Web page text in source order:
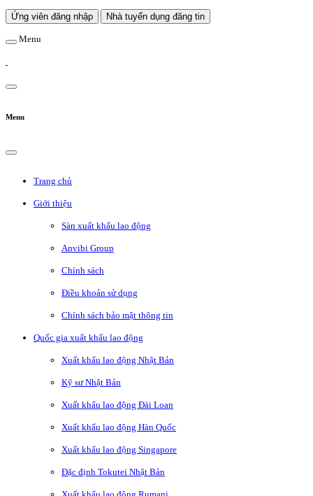
Ứng viên đăng nhập Nhà tuyển dụng đăng tin
Menu
Menu
Trang chủ
Giới thiệu
Sàn xuất khẩu lao động
Anvibi Group
Chính sách
Điều khoản sử dụng
Chính sách bảo mật thông tin
Quốc gia xuất khẩu lao động
Xuất khẩu lao động Nhật Bản
Kỹ sư Nhật Bản
Xuất khẩu lao động Đài Loan
Xuất khẩu lao động Hàn Quốc
Xuất khẩu lao động Singapore
Đặc định Tokutei Nhật Bản